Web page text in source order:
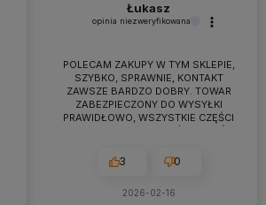
Łukasz
opinia niezweryfikowana
POLECAM ZAKUPY W TYM SKLEPIE,
SZYBKO, SPRAWNIE, KONTAKT
ZAWSZE BARDZO DOBRY. TOWAR
ZABEZPIECZONY DO WYSYŁKI
PRAWIDŁOWO, WSZYSTKIE CZĘŚCI
WARTO TUTAJ
3 0
2026-02-16